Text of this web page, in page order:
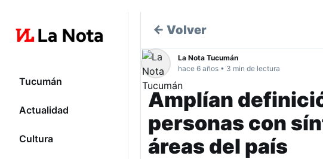
Tucumán
Actualidad
Cultura
← Volver
La Nota Tucumán
hace 6 años • 3 min de lectura
Amplían
personas con
áreas del país